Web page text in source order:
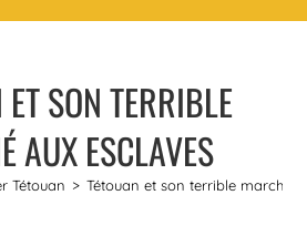
SON TERRIBLE
AUX ESCLAVES
Tétouan > Tétouan et son terrible marché